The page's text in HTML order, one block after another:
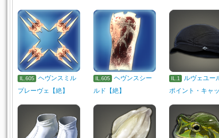
IL.605
ヘヴンスミル
プレーヴェ【絶】
IL.605
ヘヴンスシー
ルド【絶】
IL.1
ルヴェユー
ポイント・キャ